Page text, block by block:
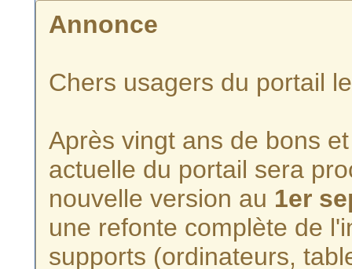
Annonce
Chers usagers du portail
Après vingt ans de bons
actuelle du portail sera
nouvelle version au 1er
une refonte complète de
supports (ordinateurs,